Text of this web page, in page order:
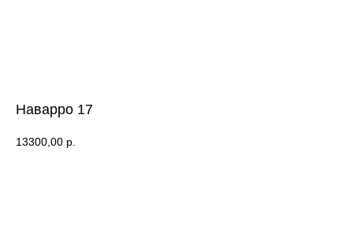
Наварро 17
13300,00 р.